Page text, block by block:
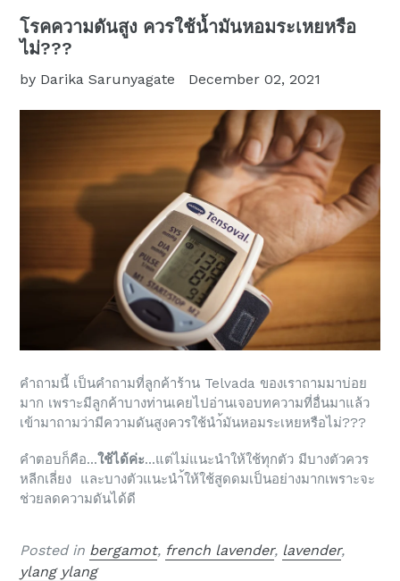
โรคความดันสูง ควรใช้น้ำมันหอมระเหยหรือ
ไม่???
by Darika Sarunyagate December 02, 2021
คำถามนี้ เป็นคำถามที่ลูกค้าร้าน Telvada ของเราถามมาบ่อย
มาก เพราะมีลูกค้าบางท่านเคยไปอ่านเจอบทความที่อื่นมาแล้ว
เข้ามาถามว่ามีความดันสูงควรใช้นำ้มันหอมระเหยหรือไม่???
คำตอบก็คือ...ใช้ได้ค่ะ...แต่ไม่แนะนำให้ใช้ทุกตัว มีบางตัวควร
หลีกเลี่ยง และบางตัวแนะนำ้ให้ใช้สูดดมเป็นอย่างมากเพราะจะ
ช่วยลดความดันได้ดี
Posted in bergamot, french lavender, lavender,
ylang ylang